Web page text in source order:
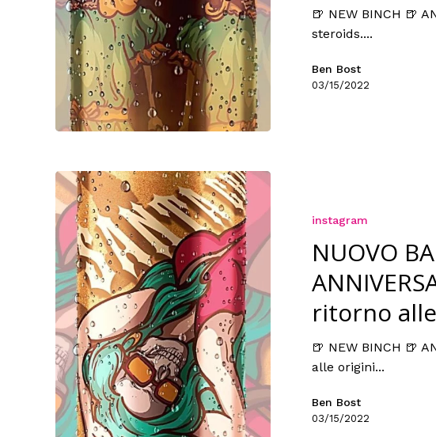
🍺 NEW BINCH 🍺
steroids....
Ben Bost
03/15/2022
instagram
NUOVO
ritorno
🍺 NEW BINCH 🍺
alle origini...
Ben Bost
03/15/2022